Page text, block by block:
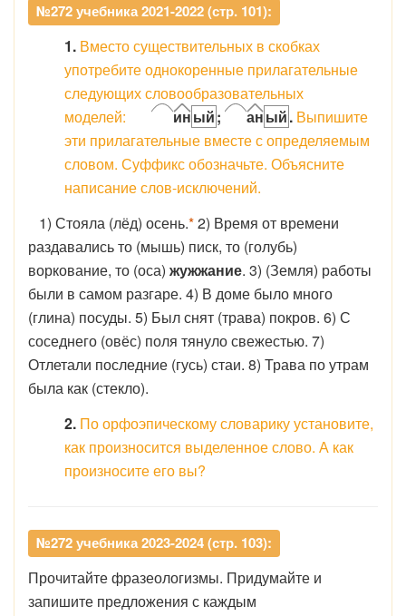
№272 учебника 2021-2022 (стр. 101):
1. Вместо существительных в скобках
употребите однокоренные прилагательные
следующих словообразовательных
моделей:
иный; аный. Выпишите
эти прилагательные вместе с определяемым
словом. Суффикс обозначьте. Объясните
написание слов-исключений.
1) Стояла (лёд) осень.*2) Время от времени
раздавались то (мышь) писк, то (голубь)
воркование, то (оса) жужжание. 3) (Земля) работы
были в самом разгаре. 4) В доме было много
(глина) посуды. 5) Был снят (трава) покров. 6) С
соседнего (овёс) поля тянуло свежестью. 7)
Отлетали последние (гусь) стаи. 8) Трава по утрам
была как (стекло).
2. По орфоэпическому словарику установите,
как произносится выделенное слово. А как
произносите его вы?
№272 учебника 2023-2024 (стр. 103):
Прочитайте фразеологизмы. Придумайте и
запишите предложения с каждым